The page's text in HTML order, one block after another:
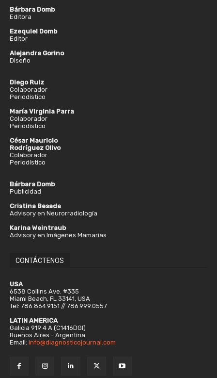
Bárbara Domb
Editora
Ezequiel Domb
Editor
Alejandra Gorino
Diseño
Diego Ruiz
Colaborador
Periodístico
María Virginia Parra
Colaborador
Periodístico
César Mauricio
Rodríguez Olivo
Colaborador
Periodístico
Bárbara Domb
Publicidad
Cristina Besada
Advisory en Neurorradiología
Karina Weintraub
Advisory en Imágenes Mamarias
CONTÁCTENOS
USA
6538 Collins Ave. #335
Miami Beach, FL 33141, USA
Tel: 786.864.9151 // 786.999.0557
LATIN AMERICA
Galicia 919 4 A (C1416DGI)
Buenos Aires - Argentina
Email: info@diagnosticojournal.com